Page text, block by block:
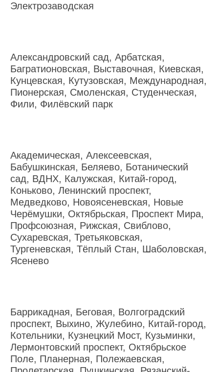
Электрозаводская
Александровский сад, Арбатская,
Багратионовская, Выставочная, Киевская,
Кунцевская, Кутузовская, Международная,
Пионерская, Смоленская, Студенческая,
Фили, Филёвский парк
Академическая, Алексеевская,
Бабушкинская, Беляево, Ботанический
сад, ВДНХ, Калужская, Китай-город,
Коньково, Ленинский проспект,
Медведково, Новоясеневская, Новые
Черёмушки, Октябрьская, Проспект Мира,
Профсоюзная, Рижская, Свиблово,
Сухаревская, Третьяковская,
Тургеневская, Тёплый Стан, Шаболовская,
Ясенево
Баррикадная, Беговая, Волгоградский
проспект, Выхино, Жулебино, Китай-город,
Котельники, Кузнецкий Мост, Кузьминки,
Лермонтовский проспект, Октябрьское
Поле, Планерная, Полежаевская,